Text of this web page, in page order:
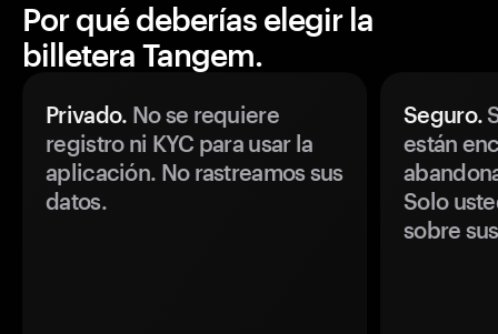
Por qué deberías elegir la
billetera Tangem.
Privado. No se requiere
registro ni KYC para usar la
aplicación. No rastreamos sus
datos.
Seguro.
están
Solo
sobre